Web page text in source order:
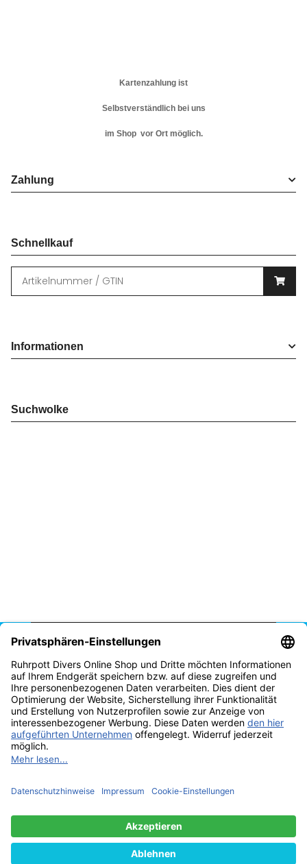
Kartenzahlung ist
Selbstverständlich bei uns
im Shop vor Ort möglich.
Zahlung
Schnellkauf
Informationen
Suchwolke
Vertrag widerrufen
* Alle Preise inkl. gesetzlicher USt., zzgl.Versand
© Tauchschule Ruhrpott Divers Thomas Reich 2025